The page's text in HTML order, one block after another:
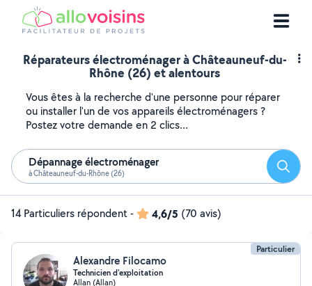
Réparateurs électroménager à Châteauneuf-du-
Rhône (26) et alentours
Vous êtes à la recherche d'une personne pour réparer
ou installer l'un de vos appareils électroménagers ?
Postez votre demande en 2 clics...
Dépannage électroménager
à Châteauneuf-du-Rhône (26)
14 Particuliers répondent- 4,6/5 (70 avis)
Particulier
Alexandre Filocamo
Technicien d'exploitation
Allan (Allan)